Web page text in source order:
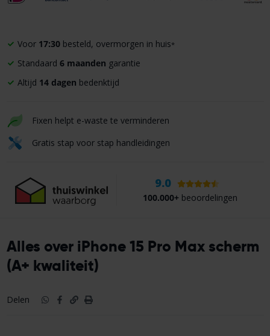
Voor 17:30besteld, overmorgen in huis*
Standaard 6 maanden garantie
Altijd 14 dagen bedenktijd
Fixen helpt e-waste te verminderen
Gratis stap voor stap handleidingen
9.0
100.000+ beoordelingen
Alles over iPhone 15 Pro Max scherm
(A+ kwaliteit)
Delen